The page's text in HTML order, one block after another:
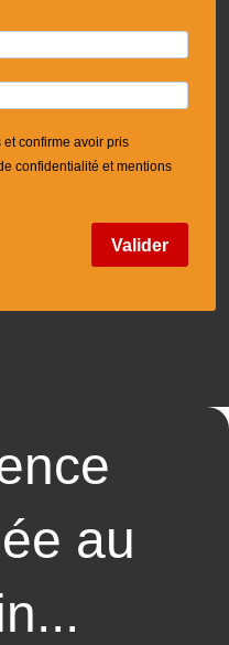
confirme avoir pris
confidentialité et mentions
Valider
au